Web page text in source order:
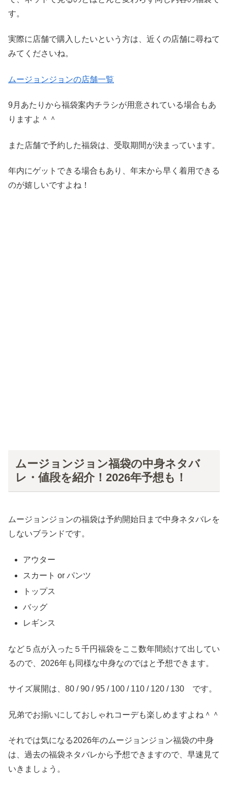
す。
実際に店舗で購入したいという方は、近くの店舗に尋ねて
みてくださいね。
ムージョンジョンの店舗一覧
9月あたりから福袋案内チラシが用意されている場合もあ
りますよ＾＾
また店舗で予約した福袋は、受取期間が決まっています。
年内にゲットできる場合もあり、年末から早く着用できる
のが嬉しいですよね！
ムージョンジョン福袋の中身ネタバ
レ・値段を紹介！2026年予想も！
ムージョンジョンの福袋は予約開始日まで中身ネタバレを
しないブランドです。
アウター
スカート or パンツ
トップス
バッグ
レギンス
など５点が入った５千円福袋をここ数年間続けて出してい
るので、2026年も同様な中身なのではと予想できます。
サイズ展開は、80 / 90 / 95 / 100 / 110 / 120 / 130 です。
兄弟でお揃いにしておしゃれコーデも楽しめますよね＾＾
それでは気になる2026年のムージョンジョン福袋の中身
は、過去の福袋ネタバレから予想できますので、早速見て
いきましょう。